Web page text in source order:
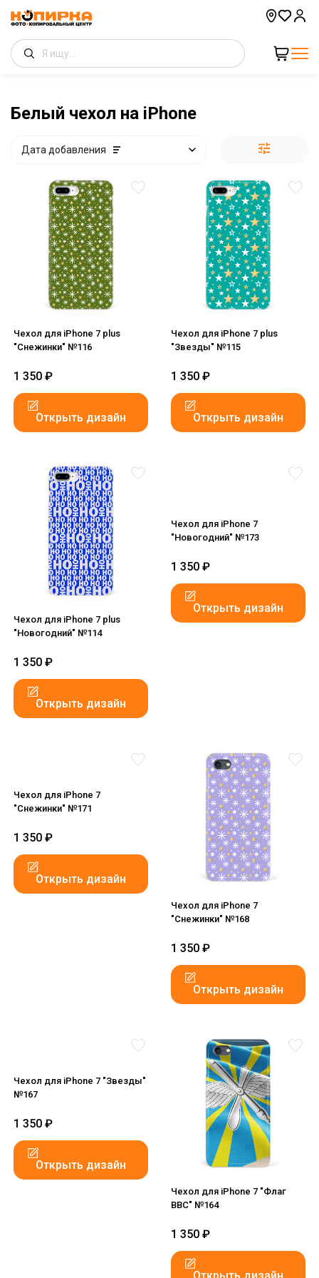
Белый чехол на iPhone
Дата добавления
Чехол для iPhone 7 plus
"Снежинки" №116
1 350 ₽
Открыть дизайн
Чехол для iPhone 7 plus
"Звезды" №115
1 350 ₽
Открыть дизайн
Чехол для iPhone 7 plus
"Новогодний" №114
1 350 ₽
Открыть дизайн
Чехол для iPhone 7
"Новогодний" №173
1 350 ₽
Открыть дизайн
Чехол для iPhone 7
"Снежинки" №171
1 350 ₽
Открыть дизайн
Чехол для iPhone 7
"Снежинки" №168
1 350 ₽
Открыть дизайн
Чехол для iPhone 7 "Звезды"
№167
1 350 ₽
Открыть дизайн
Чехол для iPhone 7 "Флаг
ВВС" №164
1 350 ₽